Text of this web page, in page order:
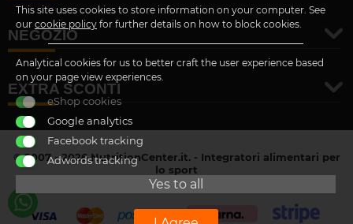
NEGOZIO
EXTRA SCONTI
© 2007 - 2026 NutritionCenter.it. - Integratori alimentari per
lo sport
customer@nutritioncenter.it
This site uses cookies to store information on your computer. See
our cookie policy for further details on how to block cookies.
Analytical cookies for us to better craft the user experience based
on your page view experiences.
eShop cookies
Google analytics
Facebook tracking
Adwords tracking
Yes to all